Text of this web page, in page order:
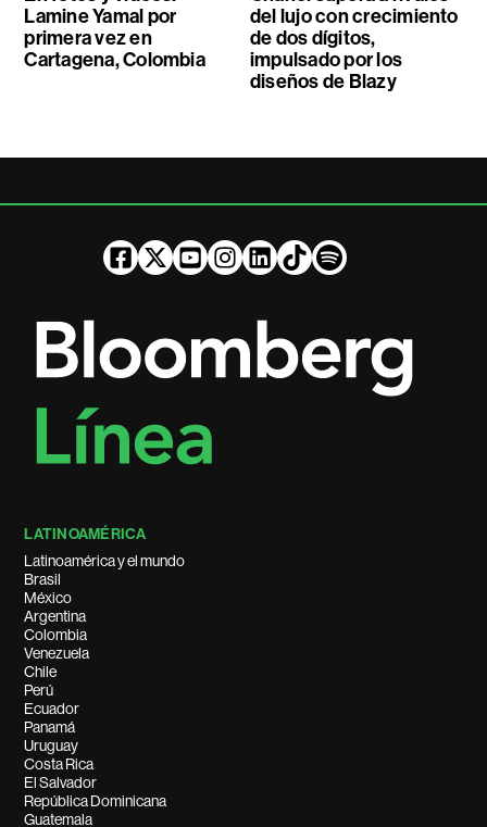
Lamine Yamal por
primera vez en
Cartagena, Colombia
del lujo con crecimiento
de dos dígitos,
impulsado por los
diseños de Blazy
LATINOAMÉRICA
Latinoamérica y el mundo
Brasil
México
Argentina
Colombia
Venezuela
Chile
Perú
Ecuador
Panamá
Uruguay
Costa Rica
El Salvador
República Dominicana
Guatemala